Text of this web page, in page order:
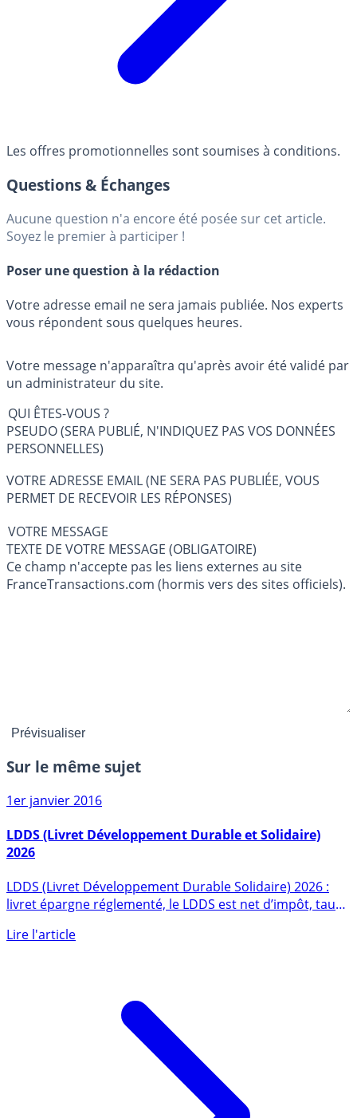
Les offres promotionnelles sont soumises à conditions.
Questions & Échanges
Aucune question n'a encore été posée sur cet article.
Soyez le premier à participer !
Poser une question à la rédaction
Votre adresse email ne sera jamais publiée. Nos experts
vous répondent sous quelques heures.
Votre message n'apparaîtra qu'après avoir été validé par
un administrateur du site.
QUI ÊTES-VOUS ?
PSEUDO (SERA PUBLIÉ, N'INDIQUEZ PAS VOS DONNÉES
PERSONNELLES)
VOTRE ADRESSE EMAIL (NE SERA PAS PUBLIÉE, VOUS
PERMET DE RECEVOIR LES RÉPONSES)
VOTRE MESSAGE
TEXTE DE VOTRE MESSAGE (OBLIGATOIRE)
Ce champ n'accepte pas les liens externes au site
FranceTransactions.com (hormis vers des sites officiels).
Sur le même sujet
1er janvier 2016
2026
livret épargne réglementé, le LDDS est net d’impôt, taux,